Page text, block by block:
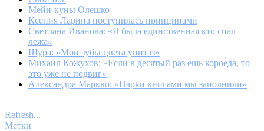
Мейн-куны Олешко
Ксения Ларина поступилась принципами
Светлана Иванова: «Я была единственная кто спал
лежа»
Шура: «Мои зубы цвета унитаз»
Михаил Кожухов: «Если в десятый раз ешь короеда, то
это уже не подвиг»
Александра Маркво: «Парки книгами мы заполнили»
Refresh...
Метки